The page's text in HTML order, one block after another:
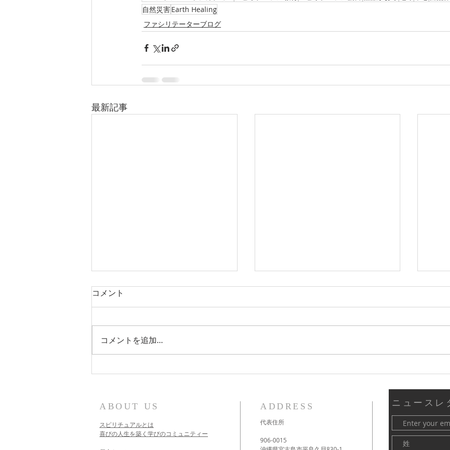
自然災害Earth Healing
ファシリテーターブログ
最新記事
光が流れている
コメント
コメントを追加…
ABOUT US
スピリチュアルとは
喜びの人生を築く学びのコミュニティー
ADDRESS
代表住所
906-0015
ニュースレ